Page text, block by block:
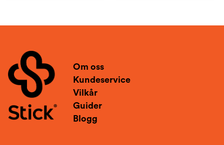
Om oss
Kundeservice
Vilkår
Guider
Blogg